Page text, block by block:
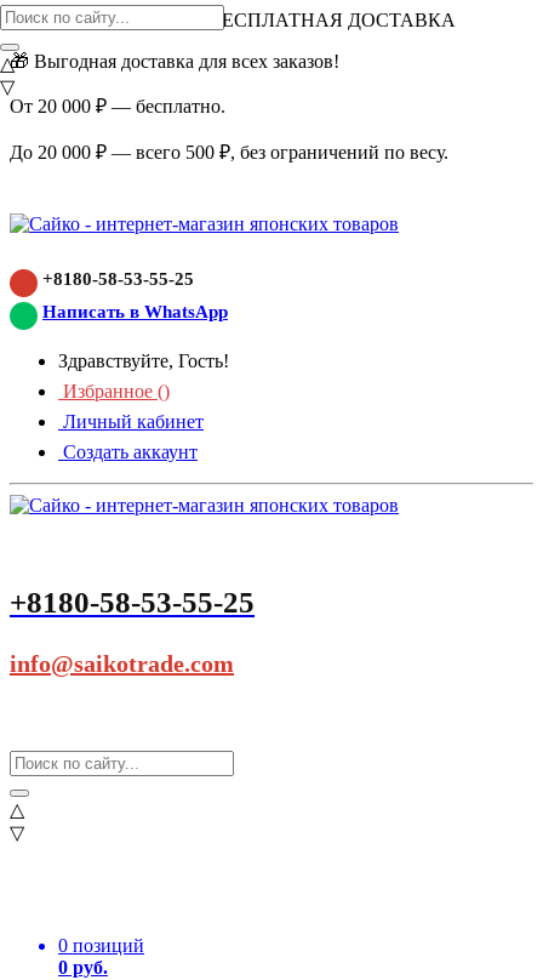
ВНИМАНИЕ АКЦИЯ!
БЕСПЛАТНАЯ ДОСТАВКА
🎁 Выгодная доставка для всех заказов!
От 20 000 ₽ — бесплатно.
До 20 000 ₽ — всего 500 ₽, без ограничений по весу.
+8180-58-53-55-25
Написать в WhatsApp
Здравствуйте, Гость!
Избранное ()
Личный кабинет
Создать аккаунт
+8180-58-53-55-25
info@saikotrade.com
△
▽
0 позиций
0 руб.
△
▽